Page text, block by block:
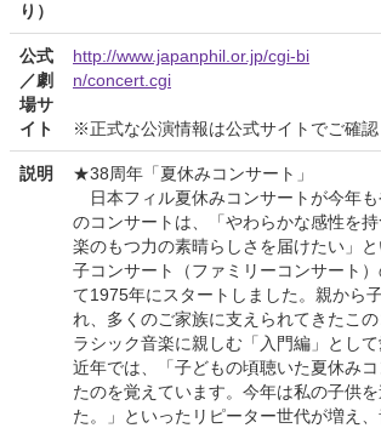
り）
公式
／劇
場サ
イト
http://www.japanphil.or.jp/cgi-bi
n/concert.cgi
※正式な公演情報は公式サイトでご確認
説明
★38周年「夏休みコンサート」
日本フィル夏休みコンサートが今年も
のコンサートは、「やわらかな感性を
楽のもつ力の素晴らしさを届けたい」
子コンサート（ファミリーコンサート
て1975年にスタートしました。親から
れ、多くのご家族に支えられてきたこ
ラシック音楽に親しむ「入門編」として
近年では、「子どもの頃聴いた夏休み
たのを覚えています。今年は私の子供
た。」といったリピーター世代が増え